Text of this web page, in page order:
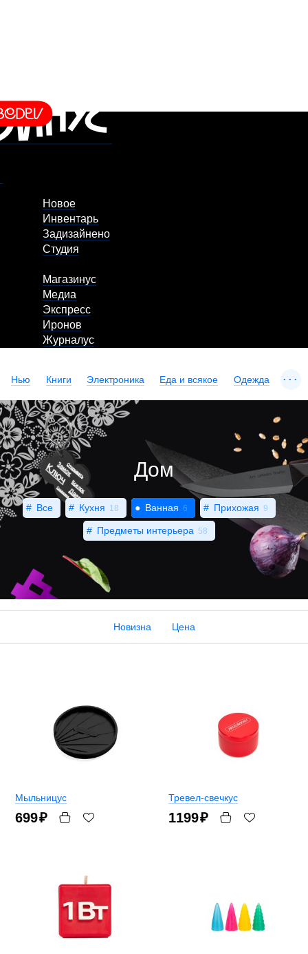
Новое
Инвентарь
Задизайнено
Студия
Магазинус
Медиа
Экспресс
Иронов
Журналус
Нью Книги Электроника Еда и всякое Одежда ...
Дом
Все Кухня 18 Ванная 6 Прихожая 9
Предметы интерьера 58
Новизна Цена
Мыльницус
699₽
Тревел-свечкус
1199₽